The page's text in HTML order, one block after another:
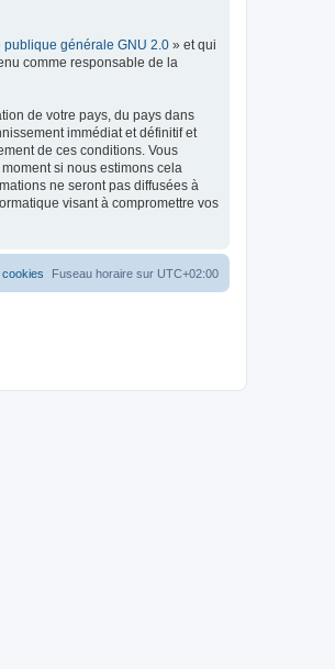
publique générale GNU 2.0 » et qui
comme responsable de la
de votre pays, du pays dans
immédiat et définitif et
de ces conditions. Vous
si nous estimons cela
ne seront pas diffusées à
visant à compromettre vos
Fuseau horaire sur UTC+02:00